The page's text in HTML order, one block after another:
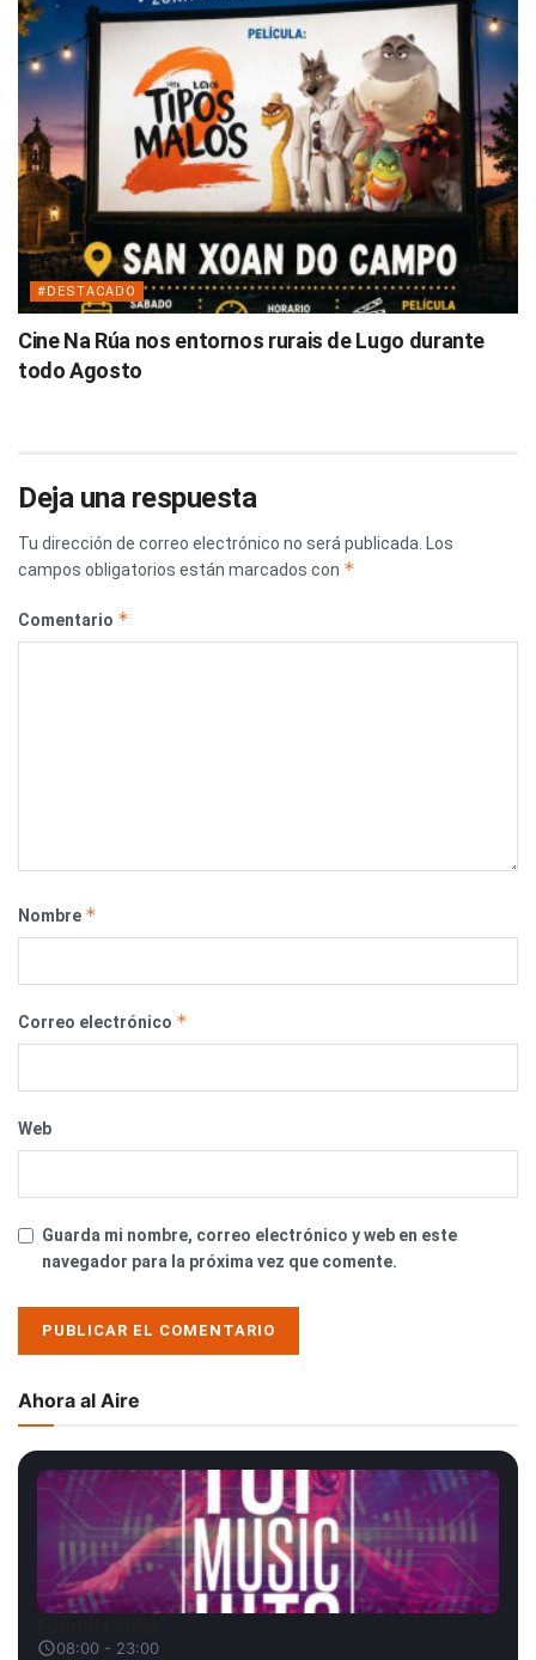
#DESTACADO
Cine Na Rúa nos entornos rurais de Lugo durante
todo Agosto
Deja una respuesta
Tu dirección de correo electrónico no será publicada.
Los
campos obligatorios están marcados con *
Comentario *
Nombre *
Correo electrónico *
Web
Guarda mi nombre, correo electrónico y web en este
navegador para la próxima vez que comente.
Ahora al Aire
08:00 - 23:00